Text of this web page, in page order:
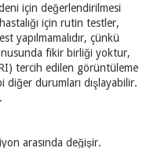
için değerlendirilmesi
için rutin testler,
yapılmamalıdır, çünkü
fikir birliği yoktur,
tercih edilen görüntüleme
durumları dışlayabilir.
arasında değişir.